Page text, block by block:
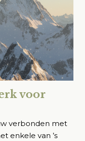
voor
verbonden met
enkele van ’s